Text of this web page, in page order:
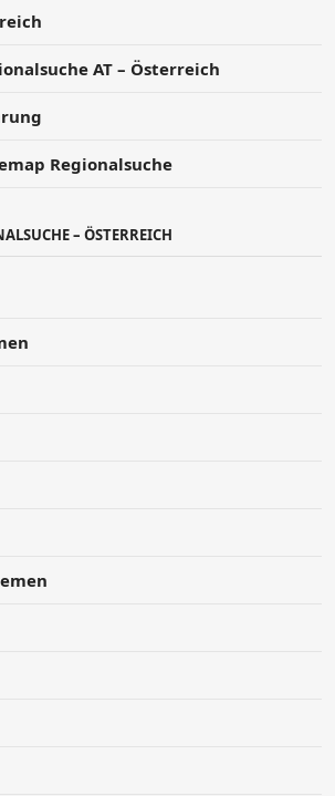
AT – Österreich
Regionalsuche
– ÖSTERREICH